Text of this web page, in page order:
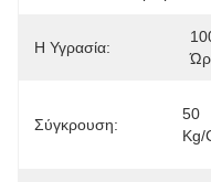
Η Υγρασία:
Σύγκρουση:
50
Kg/